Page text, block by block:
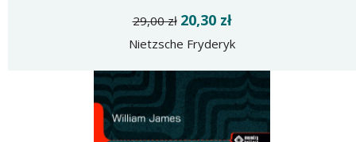
29,00 zł 20,30 zł
Nietzsche Fryderyk